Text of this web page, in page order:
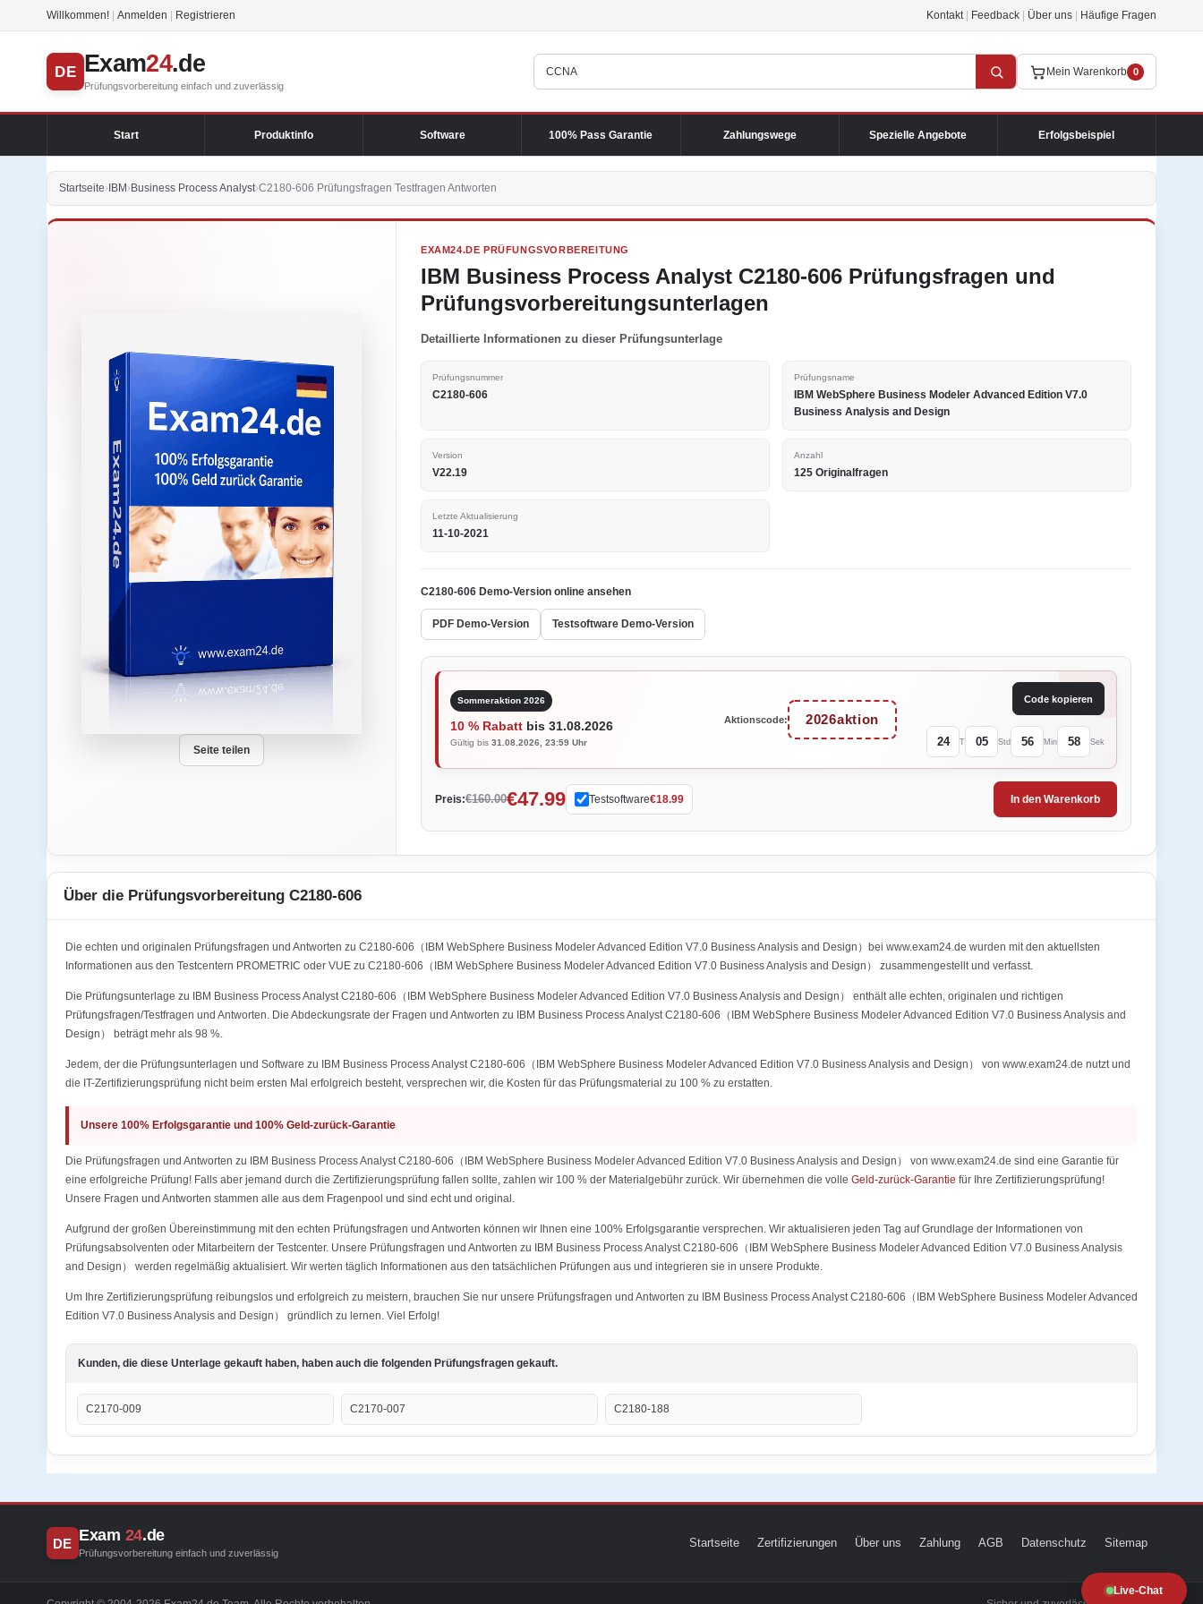
Willkommen! Anmelden Registrieren Kontakt Feedback Über uns Häufige Fragen
DE Exam24.de
Prüfungsvorbereitung einfach und zuverlässig
Mein Warenkorb 0
Start Produktinfo Software 100% Pass Garantie Zahlungswege Spezielle Angebote Erfolgsbeispiel
Live-Chat
Startseite› IBM ›Business Process Analyst›C2180-606 Prüfungsfragen Testfragen Antworten
Seite teilen
EXAM24.DE PRÜFUNGSVORBEREITUNG
IBM Business Process Analyst C2180-606 Prüfungsfragen und
Prüfungsvorbereitungsunterlagen
Detaillierte Informationen zu dieser Prüfungsunterlage
Prüfungsnummer
C2180-606
Prüfungsname
IBM WebSphere Business Modeler Advanced Edition V7.0
Business Analysis and Design
Version
V22.19
Anzahl
125 Originalfragen
Letzte Aktualisierung
11-10-2021
C2180-606 Demo-Version online ansehen
PDF Demo-Version Testsoftware Demo-Version
Sommeraktion 2026
10 % Rabatt bis 31.08.2026
Gültig bis 31.08.2026, 23:59 Uhr
Aktionscode: 2026aktion
Code kopieren
24 T 05 Std 56 Min 58 Sek
Preis:€160.00€47.99 Testsoftware€18.99 In den Warenkorb
Über die Prüfungsvorbereitung C2180-606
Die echten und originalen Prüfungsfragen und Antworten zu C2180-606（IBM WebSphere Business Modeler Advanced Edition V7.0 Business Analysis and Design）bei www.exam24.de wurden mit den aktuellsten
Informationen aus den Testcentern PROMETRIC oder VUE zu C2180-606（IBM WebSphere Business Modeler Advanced Edition V7.0 Business Analysis and Design） zusammengestellt und verfasst.
Die Prüfungsunterlage zu IBM Business Process Analyst C2180-606（IBM WebSphere Business Modeler Advanced Edition V7.0 Business Analysis and Design） enthält alle echten, originalen und richtigen
Prüfungsfragen/Testfragen und Antworten. Die Abdeckungsrate der Fragen und Antworten zu IBM Business Process Analyst C2180-606（IBM WebSphere Business Modeler Advanced Edition V7.0 Business Analysis and
Design） beträgt mehr als 98 %.
Jedem, der die Prüfungsunterlagen und Software zu IBM Business Process Analyst C2180-606（IBM WebSphere Business Modeler Advanced Edition V7.0 Business Analysis and Design） von www.exam24.de nutzt und
die IT-Zertifizierungsprüfung nicht beim ersten Mal erfolgreich besteht, versprechen wir, die Kosten für das Prüfungsmaterial zu 100 % zu erstatten.
Unsere 100% Erfolgsgarantie und 100% Geld-zurück-Garantie
Die Prüfungsfragen und Antworten zu IBM Business Process Analyst C2180-606（IBM WebSphere Business Modeler Advanced Edition V7.0 Business Analysis and Design） von www.exam24.de sind eine Garantie für
eine erfolgreiche Prüfung! Falls aber jemand durch die Zertifizierungsprüfung fallen sollte, zahlen wir 100 % der Materialgebühr zurück. Wir übernehmen die volle Geld-zurück-Garantie für Ihre Zertifizierungsprüfung!
Unsere Fragen und Antworten stammen alle aus dem Fragenpool und sind echt und original.
Aufgrund der großen Übereinstimmung mit den echten Prüfungsfragen und Antworten können wir Ihnen eine 100% Erfolgsgarantie versprechen. Wir aktualisieren jeden Tag auf Grundlage der Informationen von
Prüfungsabsolventen oder Mitarbeitern der Testcenter. Unsere Prüfungsfragen und Antworten zu IBM Business Process Analyst C2180-606（IBM WebSphere Business Modeler Advanced Edition V7.0 Business Analysis
and Design） werden regelmäßig aktualisiert. Wir werten täglich Informationen aus den tatsächlichen Prüfungen aus und integrieren sie in unsere Produkte.
Um Ihre Zertifizierungsprüfung reibungslos und erfolgreich zu meistern, brauchen Sie nur unsere Prüfungsfragen und Antworten zu IBM Business Process Analyst C2180-606（IBM WebSphere Business Modeler Advanced
Edition V7.0 Business Analysis and Design） gründlich zu lernen. Viel Erfolg!
Kunden, die diese Unterlage gekauft haben, haben auch die folgenden Prüfungsfragen gekauft.
C2170-009 C2170-007 C2180-188
DE Exam 24.de
Prüfungsvorbereitung einfach und zuverlässig
Startseite Zertifizierungen Über uns Zahlung AGB Datenschutz Sitemap